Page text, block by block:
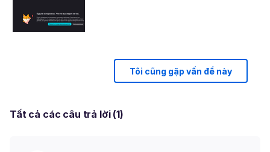
Tôi cũng gặp vấn đề này
Tất cả các câu trả lời (1)